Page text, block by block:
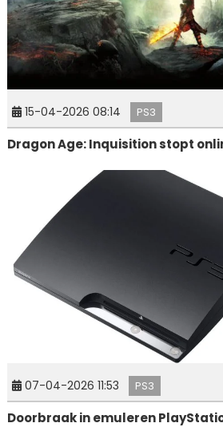
15-04-2026 08:14 PS3
Dragon Age: Inquisition stopt
07-04-2026 11:53 PS3
Doorbraak in emuleren